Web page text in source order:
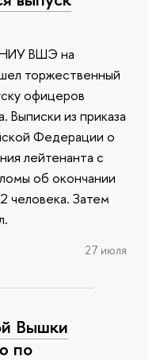
НИУ ВШЭ на
торжественный
офицеров
Выписки из приказа
Федерации о
лейтенанта с
об окончании
человека. Затем
27 июля
Вышки
по